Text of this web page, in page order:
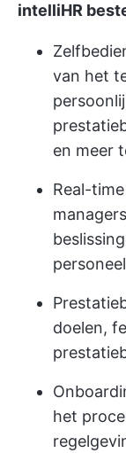
intelliHR
van het
en meer
Real-
doelen,
het